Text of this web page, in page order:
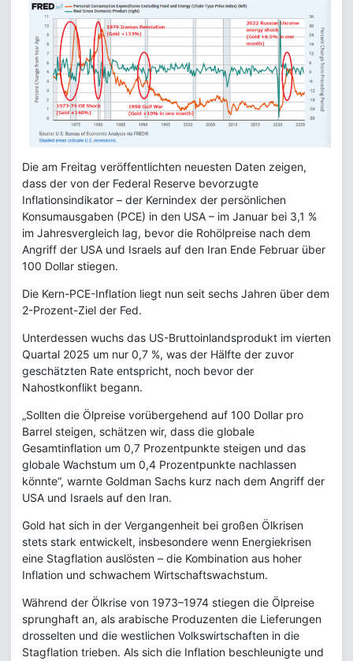
Die am Freitag veröffentlichten neuesten Daten zeigen,
dass der von der Federal Reserve bevorzugte
Inflationsindikator – der Kernindex der persönlichen
Konsumausgaben (PCE) in den USA – im Januar bei 3,1 %
im Jahresvergleich lag, bevor die Rohölpreise nach dem
Angriff der USA und Israels auf den Iran Ende Februar über
100 Dollar stiegen.
Die Kern-PCE-Inflation liegt nun seit sechs Jahren über dem
2-Prozent-Ziel der Fed.
Unterdessen wuchs das US-Bruttoinlandsprodukt im vierten
Quartal 2025 um nur 0,7 %, was der Hälfte der zuvor
geschätzten Rate entspricht, noch bevor der
Nahostkonflikt begann.
„Sollten die Ölpreise vorübergehend auf 100 Dollar pro
Barrel steigen, schätzen wir, dass die globale
Gesamtinflation um 0,7 Prozentpunkte steigen und das
globale Wachstum um 0,4 Prozentpunkte nachlassen
könnte“, warnte Goldman Sachs kurz nach dem Angriff der
USA und Israels auf den Iran.
Gold hat sich in der Vergangenheit bei großen Ölkrisen
stets stark entwickelt, insbesondere wenn Energiekrisen
eine Stagflation auslösten – die Kombination aus hoher
Inflation und schwachem Wirtschaftswachstum.
Während der Ölkrise von 1973–1974 stiegen die Ölpreise
sprunghaft an, als arabische Produzenten die Lieferungen
drosselten und die westlichen Volkswirtschaften in die
Stagflation trieben. Als sich die Inflation beschleunigte und